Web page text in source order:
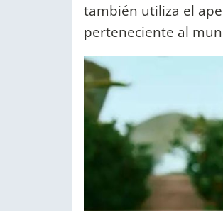
también utiliza el
perteneciente al